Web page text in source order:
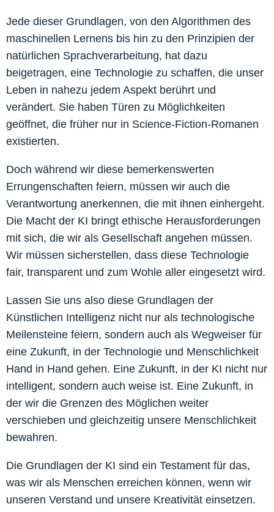
Jede dieser Grundlagen, von den Algorithmen des
maschinellen Lernens bis hin zu den Prinzipien der
natürlichen Sprachverarbeitung, hat dazu
beigetragen, eine Technologie zu schaffen, die unser
Leben in nahezu jedem Aspekt berührt und
verändert. Sie haben Türen zu Möglichkeiten
geöffnet, die früher nur in Science-Fiction-Romanen
existierten.
Doch während wir diese bemerkenswerten
Errungenschaften feiern, müssen wir auch die
Verantwortung anerkennen, die mit ihnen einhergeht.
Die Macht der KI bringt ethische Herausforderungen
mit sich, die wir als Gesellschaft angehen müssen.
Wir müssen sicherstellen, dass diese Technologie
fair, transparent und zum Wohle aller eingesetzt wird.
Lassen Sie uns also diese Grundlagen der
Künstlichen Intelligenz nicht nur als technologische
Meilensteine feiern, sondern auch als Wegweiser für
eine Zukunft, in der Technologie und Menschlichkeit
Hand in Hand gehen. Eine Zukunft, in der KI nicht nur
intelligent, sondern auch weise ist. Eine Zukunft, in
der wir die Grenzen des Möglichen weiter
verschieben und gleichzeitig unsere Menschlichkeit
bewahren.
Die Grundlagen der KI sind ein Testament für das,
was wir als Menschen erreichen können, wenn wir
unseren Verstand und unsere Kreativität einsetzen.